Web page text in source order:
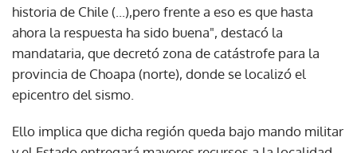
historia de Chile (...),pero frente a eso es que hasta
ahora la respuesta ha sido buena", destacó la
mandataria, que decretó zona de catástrofe para la
provincia de Choapa (norte), donde se localizó el
epicentro del sismo.
Ello implica que dicha región queda bajo mando militar